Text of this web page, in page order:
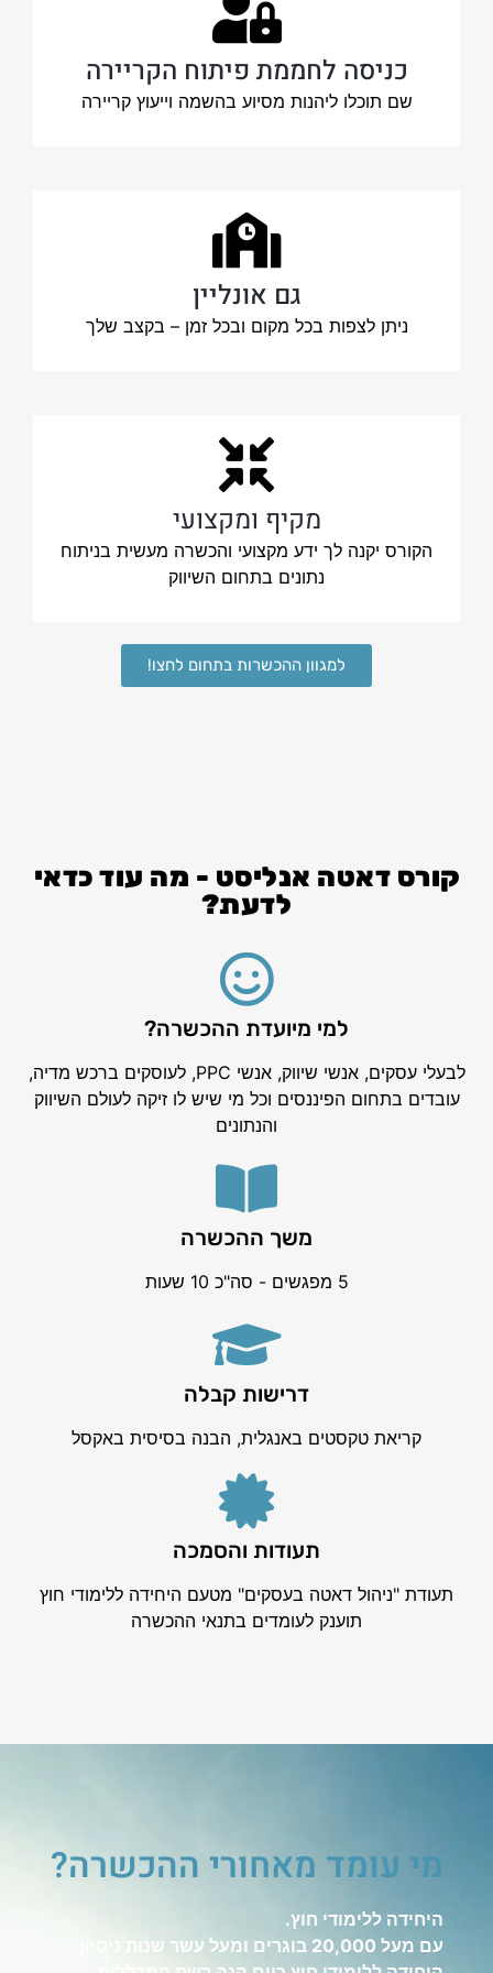
כניסה לחממת פיתוח הקריירה
שם תוכלו ליהנות מסיוע בהשמה וייעוץ קריירה
גם אונליין
ניתן לצפות בכל מקום ובכל זמן – בקצב שלך
מקיף ומקצועי
הקורס יקנה לך ידע מקצועי והכשרה מעשית בניתוח
נתונים בתחום השיווק
למגוון ההכשרות בתחום לחצו!
קורס דאטה אנליסט - מה עוד כדאי
לדעת?
למי מיועדת ההכשרה?
לבעלי עסקים, אנשי שיווק, אנשי PPC, לעוסקים ברכש מדיה,
עובדים בתחום הפיננסים וכל מי שיש לו זיקה לעולם השיווק
והנתונים
משך ההכשרה
5 מפגשים - סה"כ 10 שעות
דרישות קבלה
קריאת טקסטים באנגלית, הבנה בסיסית באקסל
תעודות והסמכה
תעודת "ניהול דאטה בעסקים" מטעם היחידה ללימודי חוץ
תוענק לעומדים בתנאי ההכשרה
מי עומד מאחורי ההכשרה?
היחידה ללימודי חוץ.
עם מעל 20,000 בוגרים ומעל עשר שנות ניסיון –